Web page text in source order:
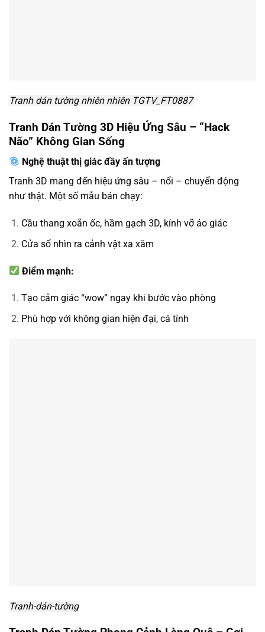
Tranh dán tường nhiên nhiên TGTV_FT0887
Tranh Dán Tường 3D Hiệu Ứng Sâu – “Hack
Não” Không Gian Sống
Nghệ thuật thị giác đầy ấn tượng
Tranh 3D mang đến hiệu ứng sâu – nổi – chuyển động
như thật. Một số mẫu bán chạy:
Cầu thang xoắn ốc, hầm gạch 3D, kính vỡ ảo giác
Cửa sổ nhìn ra cảnh vật xa xăm
Điểm mạnh:
Tạo cảm giác “wow” ngay khi bước vào phòng
Phù hợp với không gian hiện đại, cá tính
Tranh-dán-tường